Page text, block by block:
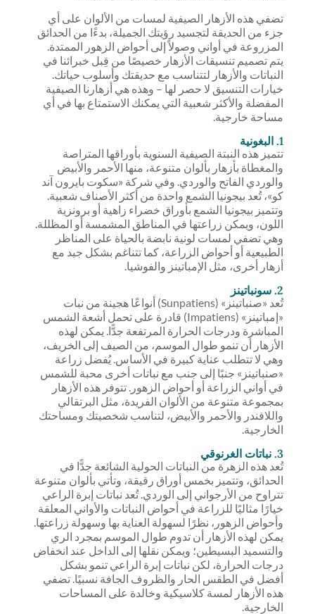
تضفي هذه الأزهار الصيفية لمسات من الألوان على أي
جزء من الحديقة لتجسيد رؤيتك الجميلة، بدءًا من الحدائق
المزروعة في أواني وصولاً إلى أحواض الزهور الممتدة.
يتم تصميم تنسيقات الأزهار خصيصًا من قِبل خبرائنا في
النباتات والأزهار لتتناسب مع حديقتك وأسلوب حياتك.
خيارات التنسيق لا حصر لها – وهذه هي أزهارنا الصيفية
المفضلة والأكثر شعبية التي يمكنك الاستمتاع بها في أي
مساحة خارجية.
1. البغونية
تتميز هذه النبتة الصيفية السنوية بأوراقها المتراصة
والمغطاة بأزهار بألوان متنوعة، منها الأحمر والأبيض
والوردي الفاتح والوردي. وفي شركة «سكوت بايرون آند
كو»، تُعد بيجونيا الشمع واحدة من أكثر الأصناف شعبية.
وتتميز بيجونيا الشمع بأوراق خضراء زاهية أو برونزية
اللون، ويمكن زراعتها في المناطق المشمسة أو المظللة.
وهي تضفي لمسات لونية نابضة بالحياة على المناظر
الطبيعية أو أحواض الزراعة، كما تتناغم بشكل جيد مع
أزهار أخرى، مثل الإمباتينز والفوشيا.
2. سونباتينز
تُعد «صنباتينز» (Sunpatiens) أنواعًا هجينة من نبات
«إمباتينز» (Impatiens) قادرة على تحمل أشعة الشمس
المباشرة ودرجات الحرارة المرتفعة جدًّا. يمكن لهذه
الأزهار أن تنمو طوال الموسم، من الصيف إلى الخريف،
وهي لا تتطلب عناية كبيرة في الأساس. يُفضل زراعة
«صنباتينز» جنبًا إلى جنب مع نباتات أخرى محبة للشمس
في أواني الزراعة أو أحواض الزهور. تتوفر هذه الأزهار
بمجموعة متنوعة من الألوان الفريدة، مثل البرتقالي
واللافندر والأحمر والأبيض، لتناسب شخصيتك ومساحتك
الخارجية.
3. نباتات الغرنوقي
تُعد هذه الزهرة من النباتات الحولية الشائعة جدًّا في
الحدائق، وتتميز بخمس أوراق رقيقة، وتأتي بألوان متنوعة
تتراوح من الأرجواني إلى الوردي. تُعد نباتات إبرة الراعي
خيارًا مثاليًا للزراعة في أحواض النباتات والأواني المعلقة
وأحواض الزهور، نظرًا لسهولة العناية بها وسهولة زراعتها.
يمكن لهذه الأزهار أن تدوم طوال الموسم بمجرد الري
والتسميد البسيطين؛ ويمكن نقلها إلى الداخل عند انخفاض
درجات الحرارة، لكن نباتات إبرة الراعي تنمو بشكل
أفضل في الطقس الحار والظروف الجافة نسبيًا. تضفي
هذه الأزهار لمسة كلاسيكية وخالدة على المساحات
الخارجية.